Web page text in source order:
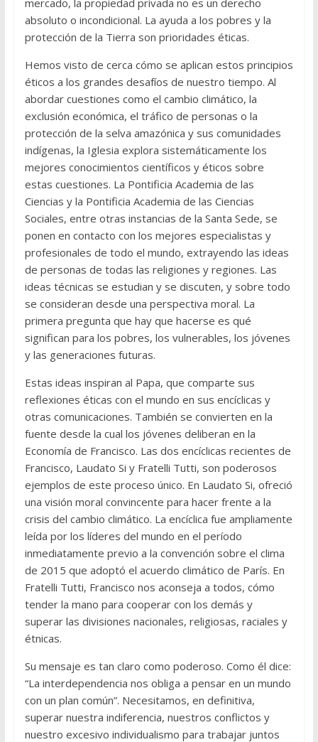
absoluto o incondicional. La ayuda a los pobres y la
protección de la Tierra son prioridades éticas.
Hemos visto de cerca cómo se aplican estos principios
éticos a los grandes desafíos de nuestro tiempo. Al
abordar cuestiones como el cambio climático, la
exclusión económica, el tráfico de personas o la
protección de la selva amazónica y sus comunidades
indígenas, la Iglesia explora sistemáticamente los
mejores conocimientos científicos y éticos sobre
estas cuestiones. La Pontificia Academia de las
Ciencias y la Pontificia Academia de las Ciencias
Sociales, entre otras instancias de la Santa Sede, se
ponen en contacto con los mejores especialistas y
profesionales de todo el mundo, extrayendo las ideas
de personas de todas las religiones y regiones. Las
ideas técnicas se estudian y se discuten, y sobre todo
se consideran desde una perspectiva moral. La
primera pregunta que hay que hacerse es qué
significan para los pobres, los vulnerables, los jóvenes
y las generaciones futuras.
Estas ideas inspiran al Papa, que comparte sus
reflexiones éticas con el mundo en sus encíclicas y
otras comunicaciones. También se convierten en la
fuente desde la cual los jóvenes deliberan en la
Economía de Francisco. Las dos encíclicas recientes de
Francisco, Laudato Si y Fratelli Tutti, son poderosos
ejemplos de este proceso único. En Laudato Si, ofreció
una visión moral convincente para hacer frente a la
crisis del cambio climático. La encíclica fue ampliamente
leída por los líderes del mundo en el período
inmediatamente previo a la convención sobre el clima
de 2015 que adoptó el acuerdo climático de París. En
Fratelli Tutti, Francisco nos aconseja a todos, cómo
tender la mano para cooperar con los demás y
superar las divisiones nacionales, religiosas, raciales y
étnicas.
Su mensaje es tan claro como poderoso. Como él dice:
“La interdependencia nos obliga a pensar en un mundo
con un plan común”. Necesitamos, en definitiva,
superar nuestra indiferencia, nuestros conflictos y
nuestro excesivo individualismo para trabajar juntos